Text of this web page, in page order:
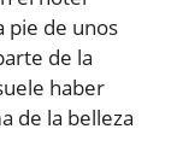
pie de unos
de la
haber
de la belleza